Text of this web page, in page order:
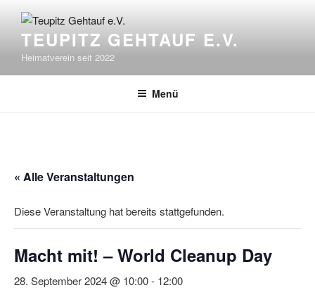
Inhalt
springenTEUPITZ GEHTAUF E.V.
Heimatverein seit 2022
Menü
« Alle Veranstaltungen
Diese Veranstaltung hat bereits stattgefunden.
Macht mit! – World Cleanup Day
28. September 2024 @ 10:00- 12:00